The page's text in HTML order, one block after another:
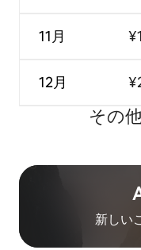
11月
12月
その
新しい